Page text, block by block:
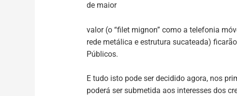
de maior
valor (o “filet mignon” como a telefonia
rede metálica e estrutura sucateada)
Públicos.
E tudo isto pode ser decidido agora, nos
poderá ser submetida aos interesses dos